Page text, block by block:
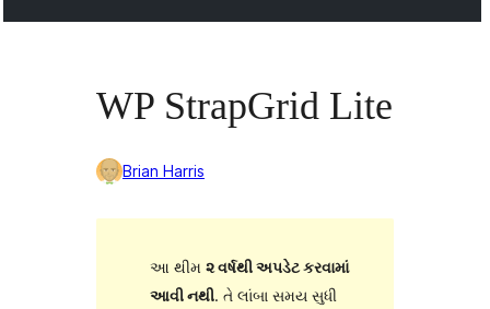
WP StrapGrid Lite
Brian Harris
આ થીમ ૨ વર્ષથી અપડેટ કરવામાં
આવી નથી. તે લાંબા સમય સુધી